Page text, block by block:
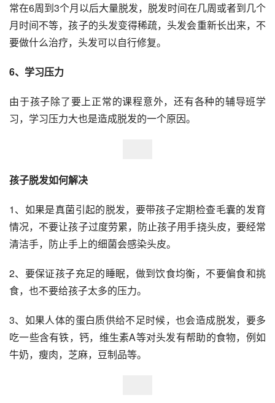
常在6周到3个月以后大量脱发，脱发时间在几周或者到几个
月时间不等，孩子的头发变得稀疏，头发会重新长出来，不
要做什么治疗，头发可以自行修复。
6、学习压力
由于孩子除了要上正常的课程意外，还有各种的辅导班学
习，学习压力大也是造成脱发的一个原因。
孩子脱发如何解决
1、如果是真菌引起的脱发，要带孩子定期检查毛囊的发育
情况，不要让孩子过度劳累，防止孩子用手挠头皮，要经常
清洁手，防止手上的细菌会感染头皮。
2、要保证孩子充足的睡眠，做到饮食均衡，不要偏食和挑
食，也不要给孩子太多的压力。
3、如果人体的蛋白质供给不足时候，也会造成脱发，要多
吃一些含有铁，钙，维生素A等对头发有帮助的食物，例如
牛奶，瘦肉，芝麻，豆制品等。